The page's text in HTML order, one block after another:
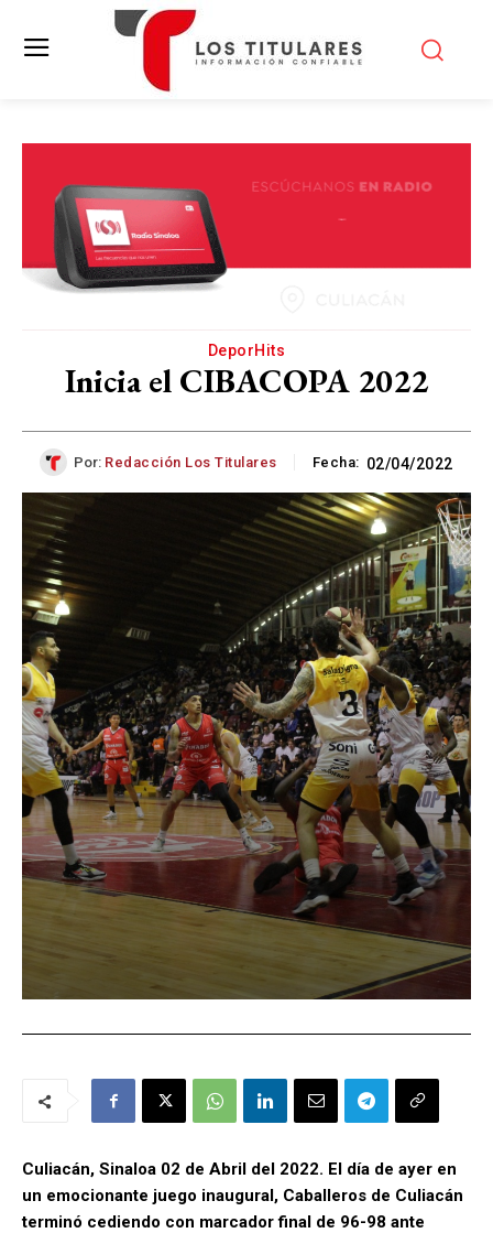
DeporHits
Inicia el CIBACOPA 2022
Por: Redacción Los Titulares Fecha: 02/04/2022
Culiacán, Sinaloa 02 de Abril del 2022. El día de ayer en
un emocionante juego inaugural, Caballeros de Culiacán
terminó cediendo con marcador final de 96-98 ante